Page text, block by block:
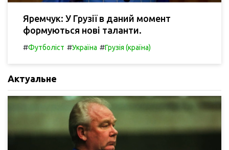
Яремчук: У Грузії в даний момент
формуються нові таланти.
#Футболіст #Україна #Грузія (країна)
Актуальне